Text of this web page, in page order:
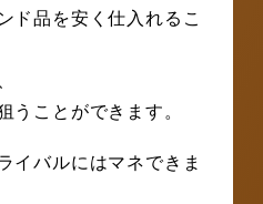
ド品を安く仕入れるこ
うことができます。
イバルにはマネできま